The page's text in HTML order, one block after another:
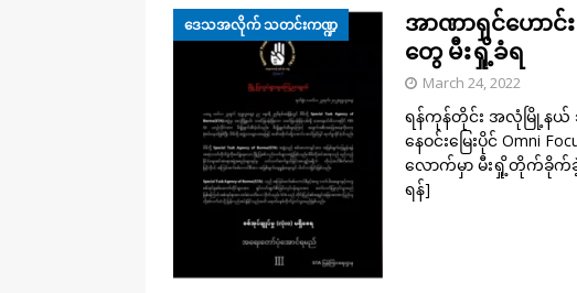
ဒေသအလိုက် သတင်းကဏ္ဍ
အာဏာရှင်ဟောင်း
တွေ မီးရှို့ခံရ
March 24, 2022
ရန်ကုန်တိုင်း အလုံမြို့နယ် သ
နေဝင်းမြေးပိုင် Omni
လောက်မှာ မီးရှို့တိုက်ခိုက်ခဲ့
ရန်]